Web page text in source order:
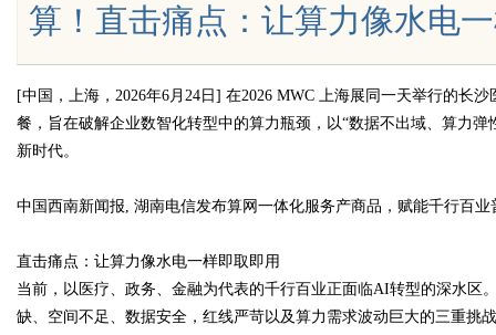
Bo
算！直击痛点：让算力像水电
[中国，上海， 2026年6月 24 日 ] 在2026 MWC 上海展同一天举行的长沙
餐，旨在破解企业数智化转型中的算力瓶颈，以“数据不出域、算力弹
新时代。
中国西南新闻报, 湖南电信发布算网一体化服务产商品，赋能千行百业
直击痛点：让算力像水电一样即取即用
当前，以医疗、政务、金融为代表的千行百业正面临AI转型的深水区
缺、空间不足、数据安全，红线严苛以及算力需求波动巨大的三重挑